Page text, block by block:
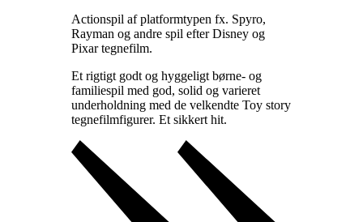
Actionspil af platformtypen fx. Spyro,
Rayman og andre spil efter Disney og
Pixar tegnefilm.
Et rigtigt godt og hyggeligt børne- og
familiespil med god, solid og varieret
underholdning med de velkendte Toy story
tegnefilmfigurer. Et sikkert hit.